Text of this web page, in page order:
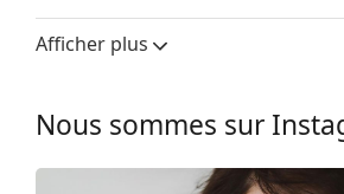
Sexe:
Catégorie:
Afficher plus
Nous sommes sur